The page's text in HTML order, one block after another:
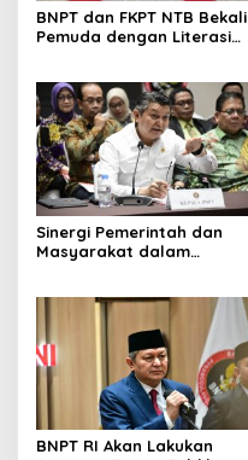
BNPT dan FKPT NTB Bekali
Pemuda dengan Literasi
Sinergi Pemerintah dan
Masyarakat dalam
yang Semakin Baik
BNPT RI Akan Lakukan